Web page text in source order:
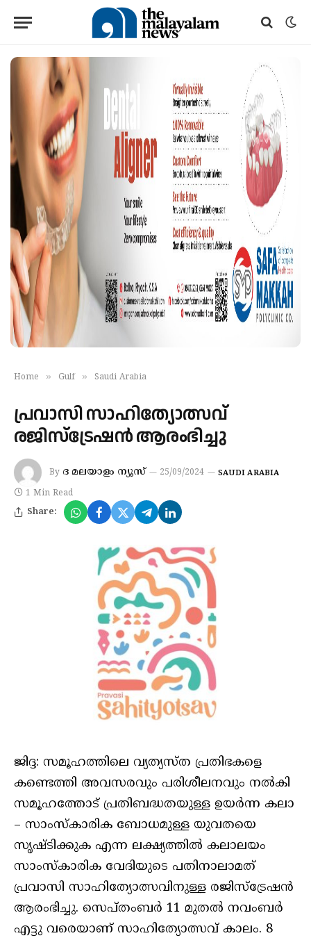
Home » Gulf » Saudi Arabia
പ്രവാസി സാഹിത്യോത്സവ്
രജിസ്ട്രേഷൻ ആരംഭിച്ചു
By ദ മലയാളം ന്യൂസ് 25/09/2024 SAUDI ARABIA
1 Min Read
Share:
ജിദ്ദ: സമൂഹത്തിലെ വ്യത്യസ്ത പ്രതിഭകളെ
കണ്ടെത്തി അവസരവും പരിശീലനവും നൽകി
സമൂഹത്തോട് പ്രതിബദ്ധതയുള്ള ഉയർന്ന കലാ
– സാംസ്‌കാരിക ബോധമുള്ള യുവതയെ
സൃഷ്ടിക്കുക എന്ന ലക്ഷ്യത്തിൽ കലാലയം
സാംസ്കാരിക വേദിയുടെ പതിനാലാമത്‌
പ്രവാസി സാഹിത്യോത്സവിനുള്ള രജിസ്ട്രേഷൻ
ആരംഭിച്ചു. സെപ്തംബർ‍ 11 മുതൽ നവംബർ
എട്ടു വരെയാണ് സാഹിത്യോത്സവ് കാലം. 8